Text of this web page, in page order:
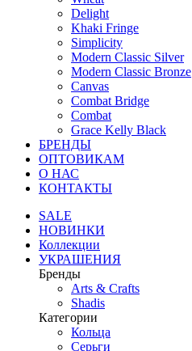
Delight
Khaki Fringe
Simplicity
Modern Classic Silver
Modern Classic Bronze
Canvas
Combat Bridge
Combat
Grace Kelly Black
БРЕНДЫ
ОПТОВИКАМ
О НАС
КОНТАКТЫ
SALE
НОВИНКИ
Коллекции
УКРАШЕНИЯ
Бренды
Аrts & Сrafts
Shadis
Категории
Кольца
Серьги